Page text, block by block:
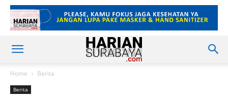
Home Berita
Berita